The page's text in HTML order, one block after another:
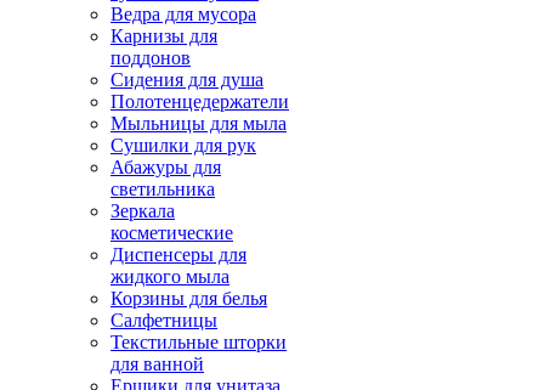
Ведра для мусора
Карнизы для
поддонов
Сидения для душа
Полотенцедержатели
Мыльницы для мыла
Сушилки для рук
Абажуры для
светильника
Зеркала
косметические
Диспенсеры для
жидкого мыла
Корзины для белья
Салфетницы
Текстильные шторки
для ванной
Ершики для унитаза